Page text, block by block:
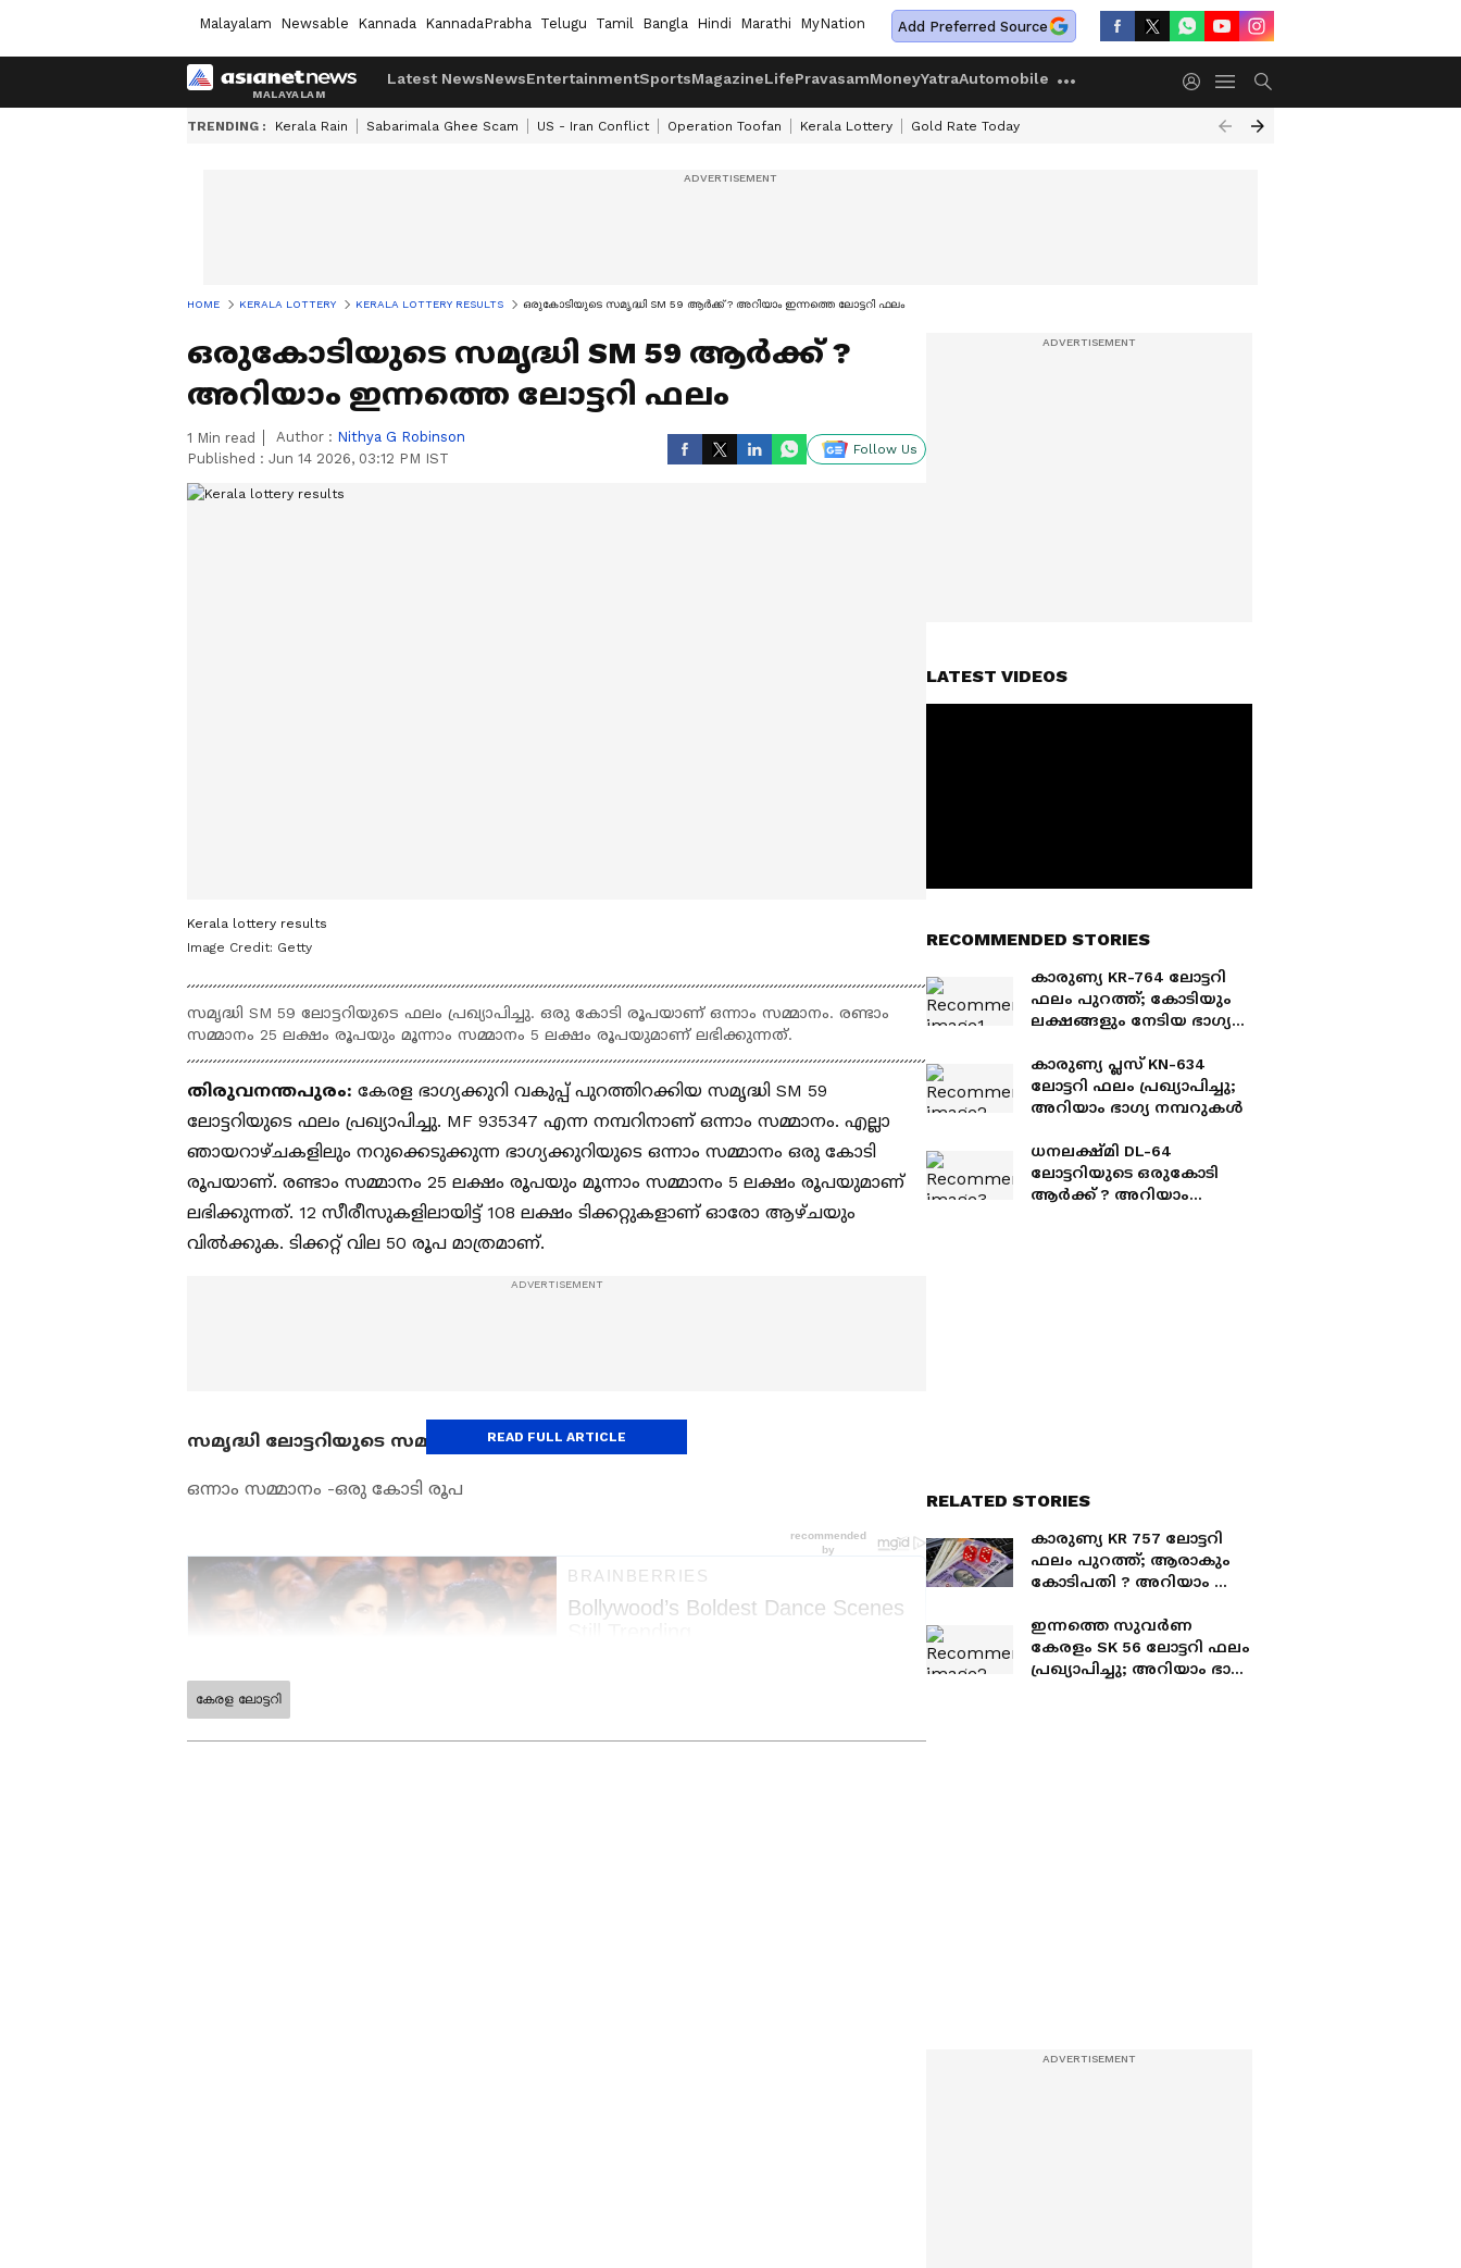
Malayalam Newsable Kannada KannadaPrabha Telugu Tamil Bangla Hindi Marathi MyNation Add Preferred Source
Latest NewsNewsEntertainmentSportsMagazineLifePravasamMoneyYatraAutomobile
TRENDING : Kerala Rain Sabarimala Ghee Scam US - Iran Conflict Operation Toofan Kerala Lottery Gold Rate Today
HOME KERALA LOTTERY KERALA LOTTERY RESULTS ഒരുകോടിയുടെ സമൃദ്ധി SM 59 ആർക്ക് ? അറിയാം ഇന്നത്തെ ലോട്ടറി ഫലം
ഒരുകോടിയുടെ സമൃദ്ധി SM 59 ആർക്ക് ?
അറിയാം ഇന്നത്തെ ലോട്ടറി ഫലം
1 Min read Author : Nithya G Robinson
Published : Jun 14 2026, 03:12 PM IST
Follow Us
Kerala lottery results
Image Credit: Getty
സമൃദ്ധി SM 59 ലോട്ടറിയുടെ ഫലം പ്രഖ്യാപിച്ചു. ഒരു കോടി രൂപയാണ് ഒന്നാം സമ്മാനം. രണ്ടാം
സമ്മാനം 25 ലക്ഷം രൂപയും മൂന്നാം സമ്മാനം 5 ലക്ഷം രൂപയുമാണ് ലഭിക്കുന്നത്.
തിരുവനന്തപുരം: കേരള ഭാഗ്യക്കുറി വകുപ്പ് പുറത്തിറക്കിയ സമൃദ്ധി SM 59
ലോട്ടറിയുടെ ഫലം പ്രഖ്യാപിച്ചു. MF 935347 എന്ന നമ്പറിനാണ് ഒന്നാം സമ്മാനം. എല്ലാ
ഞായറാഴ്ചകളിലും നറുക്കെടുക്കുന്ന ഭാഗ്യക്കുറിയുടെ ഒന്നാം സമ്മാനം ഒരു കോടി
രൂപയാണ്. രണ്ടാം സമ്മാനം 25 ലക്ഷം രൂപയും മൂന്നാം സമ്മാനം 5 ലക്ഷം രൂപയുമാണ്
ലഭിക്കുന്നത്. 12 സീരീസുകളിലായിട്ട് 108 ലക്ഷം ടിക്കറ്റുകളാണ് ഓരോ ആഴ്ചയും
വിൽക്കുക. ടിക്കറ്റ് വില 50 രൂപ മാത്രമാണ്.
സമൃദ്ധി ലോട്ടറിയുടെ സമ്മാനാർഹമായ നമ്പറുകൾ
ഒന്നാം സമ്മാനം -ഒരു കോടി രൂപ
READ FULL ARTICLE
ABOUT THE AUTHOR
Nithya G Robinson
കേരള ലോട്ടറി
LATEST VIDEOS
RECOMMENDED STORIES
കാരുണ്യ KR-764 ലോട്ടറി
ഫലം പുറത്ത്; കോടിയും
ലക്ഷങ്ങളും നേടിയ ഭാ​ഗ്യ
കാരുണ്യ പ്ലസ് KN-634
ലോട്ടറി ഫലം പ്രഖ്യാപിച്ചു;
അറിയാം ഭാ​ഗ്യ നമ്പറുകൾ
ധനലക്ഷ്മി DL-64
ലോട്ടറിയുടെ ഒരുകോടി
ആർക്ക് ? അറിയാം
RELATED STORIES
കാരുണ്യ KR 757 ലോട്ടറി
ഫലം പുറത്ത്; ആരാകും
കോടിപതി ? അറിയാം ആ
ഇന്നത്തെ സുവർണ
കേരളം SK 56 ലോട്ടറി ഫലം
പ്രഖ്യാപിച്ചു; അറിയാം ഭാ​ഗ്യ